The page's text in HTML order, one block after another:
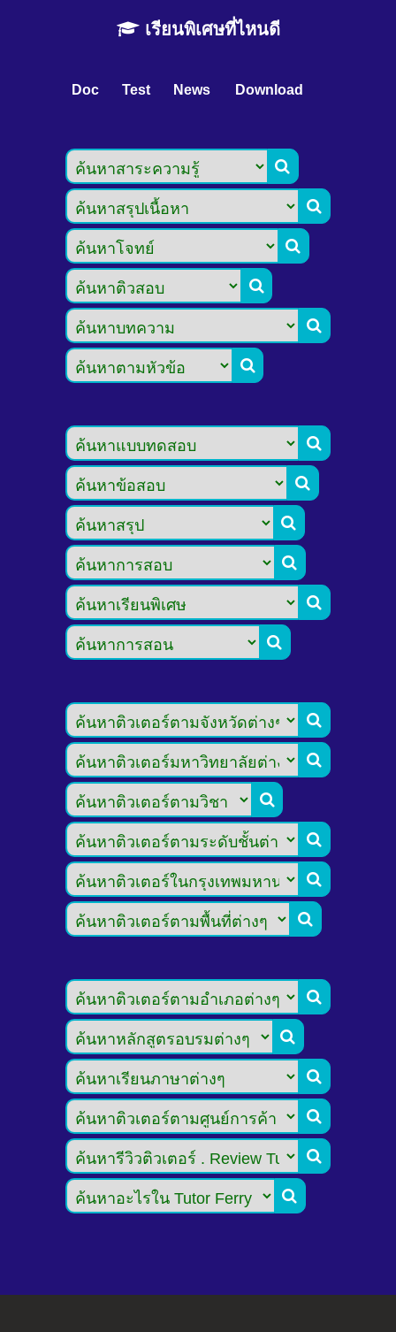
เรียนพิเศษที่ไหนดี
Doc Test News Download























